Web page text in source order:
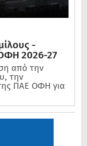
-
2026-27
από την
την
ΠΑΕ ΟΦΗ για